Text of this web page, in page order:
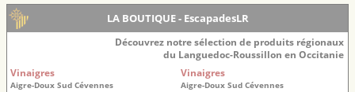
LA BOUTIQUE - EscapadesLR
Découvrez notre sélection de produits régionaux
du Languedoc-Roussillon en Occitanie
Vinaigres
Aigre-Doux Sud Cévennes
Vinaigres
Aigre-Doux Sud Cévennes